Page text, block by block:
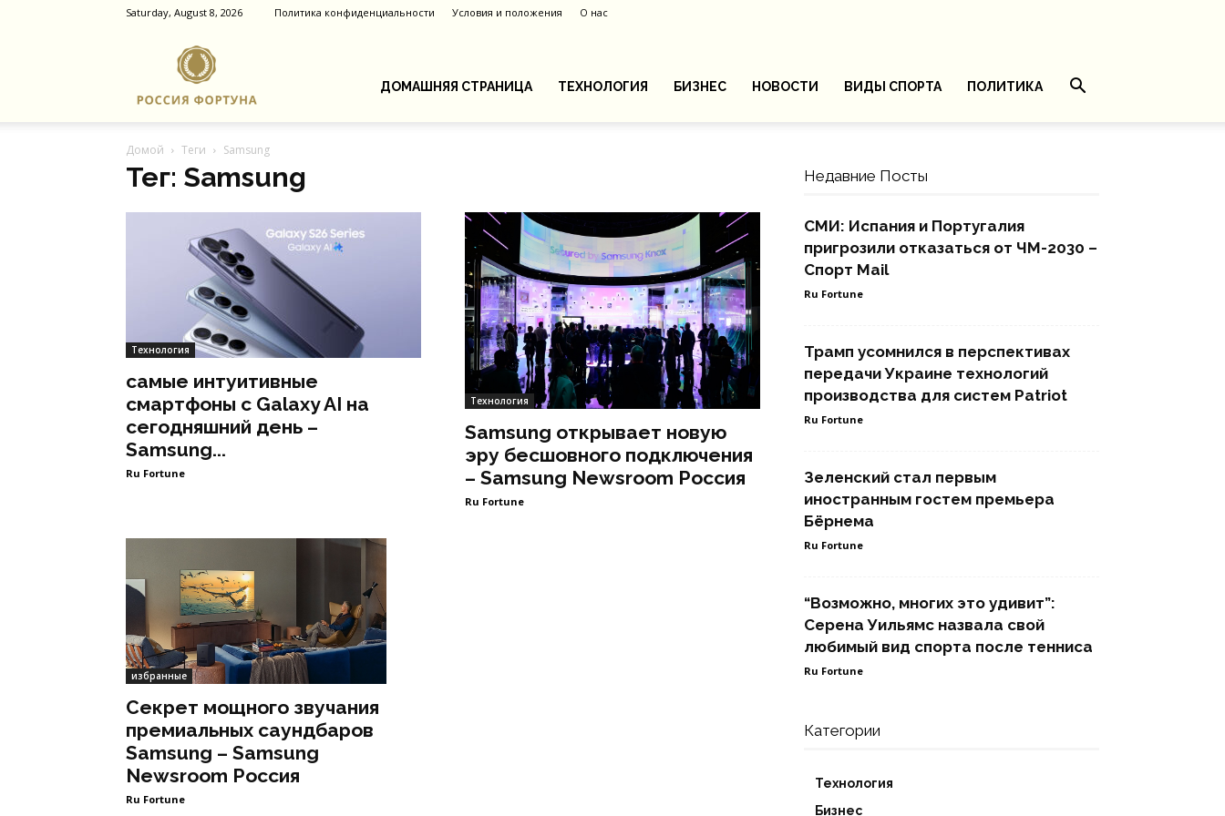
Saturday, August 8, 2026 Политика конфиденциальности Условия и положения О нас
Фортуна
ДОМАШНЯЯ СТРАНИЦА ТЕХНОЛОГИЯ БИЗНЕС НОВОСТИ ВИДЫ СПОРТА ПОЛИТИКА
Домой Теги Samsung
Тег: Samsung
Технология
самые интуитивные
смартфоны с Galaxy AI на
сегодняшний день –
Samsung...
Ru Fortune
Технология
Samsung открывает новую
эру бесшовного подключения
– Samsung Newsroom Россия
Ru Fortune
избранные
Секрет мощного звучания
премиальных саундбаров
Samsung – Samsung
Newsroom Россия
Ru Fortune
Недавние Посты
СМИ: Испания и Португалия
пригрозили отказаться от ЧМ-2030 –
Спорт Mail
Ru Fortune
Трамп усомнился в перспективах
передачи Украине технологий
производства для систем Patriot
Ru Fortune
Зеленский стал первым
иностранным гостем премьера
Бёрнема
Ru Fortune
“Возможно, многих это удивит”:
Серена Уильямс назвала свой
любимый вид спорта после тенниса
Ru Fortune
Категории
Технология
Бизнес